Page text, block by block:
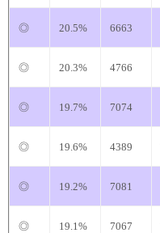
◎ 20.5% 6663
◎ 20.3% 4766
◎ 19.7% 7074
◎ 19.6% 4389
◎ 19.2% 7081
◎ 19.1% 7067